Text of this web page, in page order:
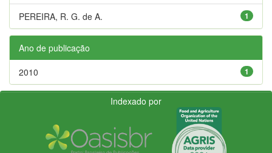
1
PEREIRA, R. G. de A.
Ano de publicação
1
2010
Indexado por